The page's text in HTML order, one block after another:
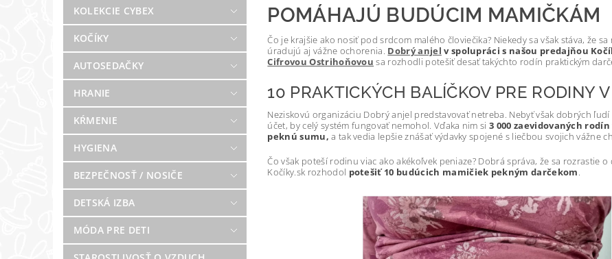
KOLEKCIE CYBEX
KOČÍKY
AUTOSEDAČKY
HRANIE
KŔMENIE
HYGIENA
BEZPEČNOSŤ / NOSIČE
DETSKÁ IZBA
MÓDA PRE DETI
POMÁHAJÚ BUDÚCIM MAMIČKÁM
Čo je krajšie ako nosiť pod srdcom malého človiečika? Niekedy sa však stáva, že
úradujú aj vážne ochorenia. Dobrý anjel v spolupráci s našou predajňou
Cifrovou Ostrihoňovou sa rozhodli potešiť desať takýchto rodín praktickým
10 PRAKTICKÝCH BALÍČKOV PRE RODINY
Neziskovú organizáciu Dobrý anjel predstavovať netreba. Nebyť však dobrých
účet, by celý systém fungovať nemohol. Vďaka nim si3 000 zaevidovaných
peknú sumu, a tak vedia lepšie znášať výdavky spojené s liečbou svojich vážne
Čo však poteší rodinu viac ako akékoľvek peniaze? Dobrá správa, že sa rozrastie
Kočíky.sk rozhodol potešiť 10 budúcich mamičiek pekným darčekom.